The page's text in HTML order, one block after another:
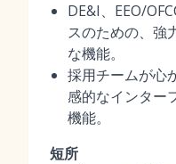
DE&I、EEO/
スのための、強
な機能。
採用チームが心
感的なインター
機能。
短所